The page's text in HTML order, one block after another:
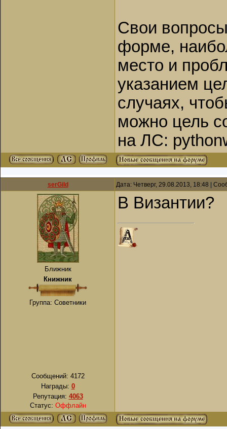
Свои
форме,
место и
указанием
случаях,
можно цель
на ЛС:
serGild Дата: Четверг, 29.08.2013, 18:48 |
Ближник
Книжник
Группа: Советники
Сообщений: 4172
Награды: 0
Репутация: 4063
Статус: Оффлайн
В Византии?